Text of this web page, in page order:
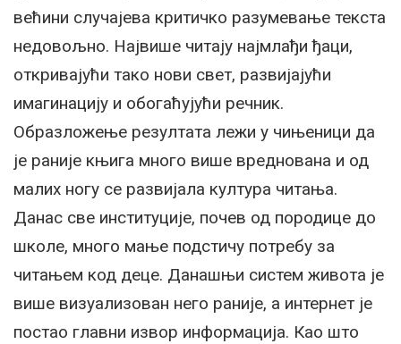
већини случајева критичко разумевање текста
недовољно. Највише читају најмлађи ђаци,
откривајући тако нови свет, развијајући
имагинацију и обогаћујући речник.
Образложење резултата лежи у чињеници да
је раније књига много више вреднована и од
малих ногу се развијала култура читања.
Данас све институције, почев од породице до
школе, много мање подстичу потребу за
читањем код деце. Данашњи систем живота је
више визуализован него раније, а интернет је
постао главни извор информација. Као што